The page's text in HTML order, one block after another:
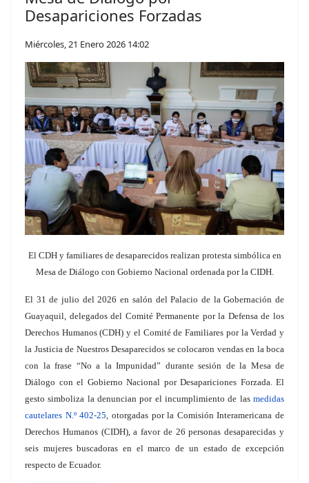
Desapariciones Forzadas
Miércoles, 21 Enero 2026 14:02
El CDH y familiares de desaparecidos realizan protesta simbólica en
Mesa de Diálogo con Gobierno Nacional ordenada por la CIDH.
El 31 de julio del 2026 en salón del Palacio de la Gobernación de
Guayaquil, delegados del Comité Permanente por la Defensa de los
Derechos Humanos (CDH) y el Comité de Familiares por la Verdad y
la Justicia de Nuestros Desaparecidos se colocaron vendas en la boca
con la frase “No a la Impunidad” durante sesión de la Mesa de
Diálogo con el Gobierno Nacional por Desapariciones Forzada. El
gesto simboliza la denuncian por el incumplimiento de las medidas
cautelares N.º 402-25 , otorgadas por la Comisión Interamericana de
Derechos Humanos (CIDH), a favor de 26 personas desaparecidas y
seis mujeres buscadoras en el marco de un estado de excepción
respecto de Ecuador.